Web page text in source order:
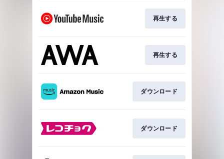
再生する
再生する
ダウンロード
ダウンロード